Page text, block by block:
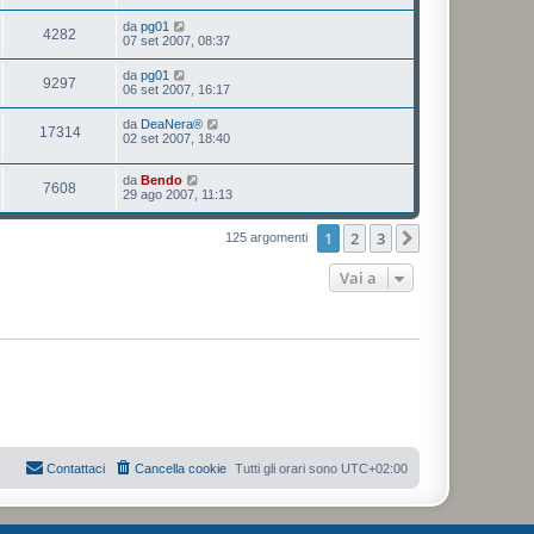
4282 da pg01
07 set 2007, 08:37
9297 da pg01
06 set 2007, 16:17
17314 da DeaNera®
02 set 2007, 18:40
7608 da Bendo
29 ago 2007, 11:13
125 argomenti 1 2 3
Vai a
Tutti gli orari sono UTC+02:00
Cancella cookie
Contattaci